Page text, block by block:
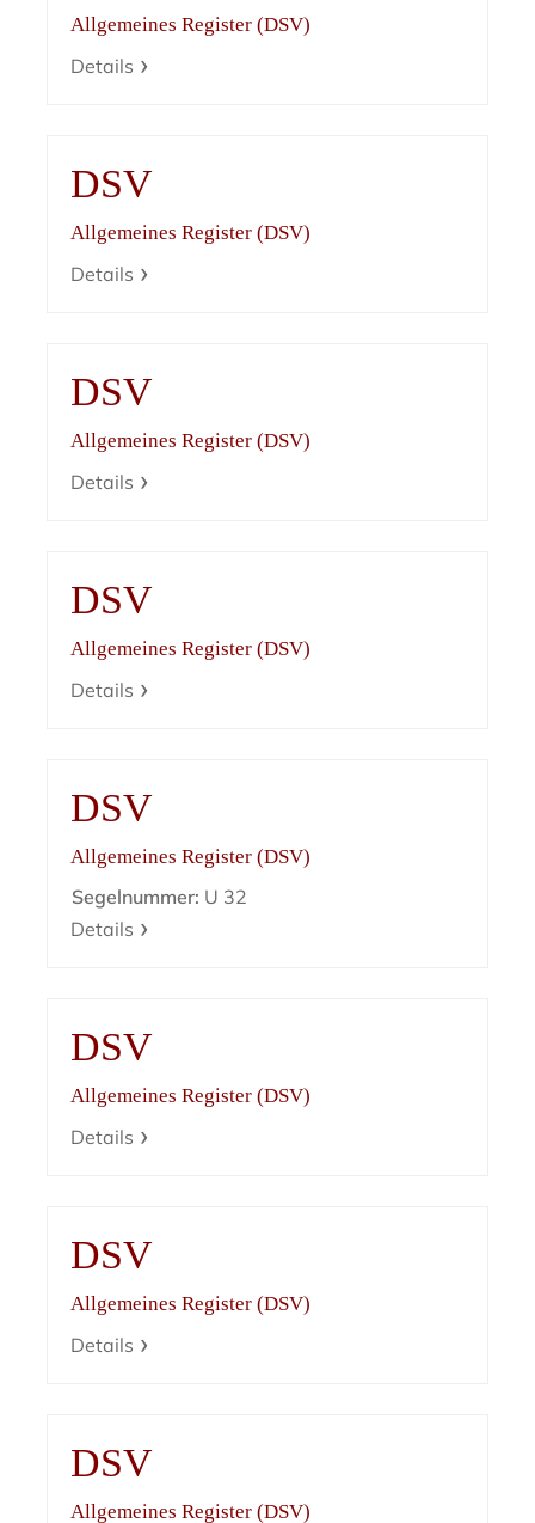
Allgemeines Register (DSV)
Details
DSV
Allgemeines Register (DSV)
Details
DSV
Allgemeines Register (DSV)
Details
DSV
Allgemeines Register (DSV)
Details
DSV
Allgemeines Register (DSV)
Segelnummer: U 32
Details
DSV
Allgemeines Register (DSV)
Details
DSV
Allgemeines Register (DSV)
Details
DSV
Allgemeines Register (DSV)